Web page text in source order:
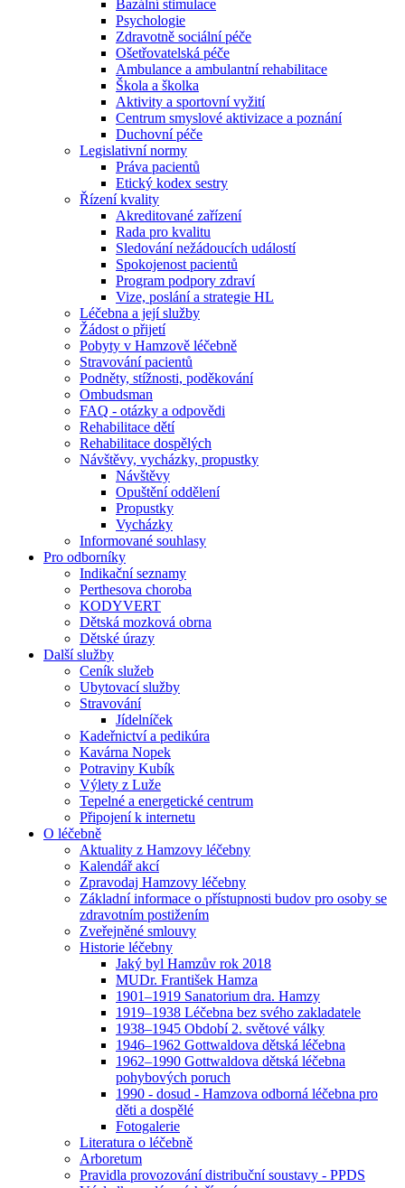
Bazální stimulace
Psychologie
Zdravotně sociální péče
Ošetřovatelská péče
Ambulance a ambulantní rehabilitace
Škola a školka
Aktivity a sportovní vyžití
Centrum smyslové aktivizace a poznání
Duchovní péče
Legislativní normy
Práva pacientů
Etický kodex sestry
Řízení kvality
Akreditované zařízení
Rada pro kvalitu
Sledování nežádoucích událostí
Spokojenost pacientů
Program podpory zdraví
Vize, poslání a strategie HL
Léčebna a její služby
Žádost o přijetí
Pobyty v Hamzově léčebně
Stravování pacientů
Podněty, stížnosti, poděkování
Ombudsman
FAQ - otázky a odpovědi
Rehabilitace dětí
Rehabilitace dospělých
Návštěvy, vycházky, propustky
Návštěvy
Opuštění oddělení
Propustky
Vycházky
Informované souhlasy
Pro odborníky
Indikační seznamy
Perthesova choroba
KODYVERT
Dětská mozková obrna
Dětské úrazy
Další služby
Ceník služeb
Ubytovací služby
Stravování
Jídelníček
Kadeřnictví a pedikúra
Kavárna Nopek
Potraviny Kubík
Výlety z Luže
Tepelné a energetické centrum
Připojení k internetu
O léčebně
Aktuality z Hamzovy léčebny
Kalendář akcí
Zpravodaj Hamzovy léčebny
Základní informace o přístupnosti budov pro osoby se
zdravotním postižením
Zveřejněné smlouvy
Historie léčebny
Jaký byl Hamzův rok 2018
MUDr. František Hamza
1901–1919 Sanatorium dra. Hamzy
1919–1938 Léčebna bez svého zakladatele
1938–1945 Období 2. světové války
1946–1962 Gottwaldova dětská léčebna
1962–1990 Gottwaldova dětská léčebna
pohybových poruch
1990 - dosud - Hamzova odborná léčebna pro
děti a dospělé
Fotogalerie
Literatura o léčebně
Arboretum
Pravidla provozování distribuční soustavy - PPDS